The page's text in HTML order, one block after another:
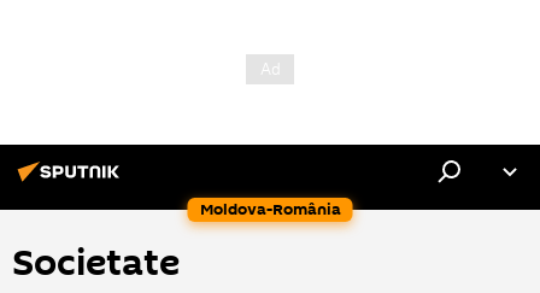
Moldova-România
Societate